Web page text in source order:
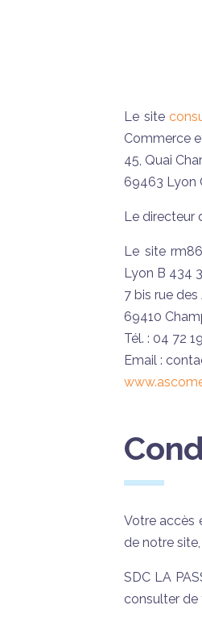
Le site
Commerce
45, Quai
69463 Lyon
Le directeur
Le site
Lyon B 434
7 bis rue des
69410
Tél. : 04 72
Email :
Votre accès
de notre
SDC LA
consulter de